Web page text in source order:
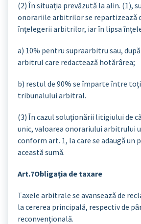
(2) În situația prevăzută la alin. (1),
onorariile arbitrilor se repartizează
înțelegerii arbitrilor, iar în lipsa
a) 10% pentru supraarbitru sau,
arbitrul care redactează hotărârea;
b) restul de 90% se împarte între
tribunalului arbitral.
(3) În cazul soluționării litigiului de
unic, valoarea onorariului arbitrului
conform art. 1, la care se adaugă un
această sumă.
Art.7Obligația de taxare
Taxele arbitrale se avansează de
la cererea principală, respectiv de
reconvențională.